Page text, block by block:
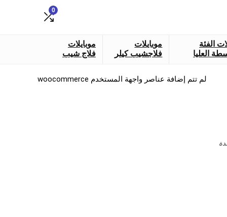
0
الفئة
العليا
موبايلات
فلاجشيب كيلر
موبايلات
فلاج شيب
لم تتم إضافة عناصر واجهة المستخدم woocommerce